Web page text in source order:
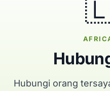
Hubungi orang